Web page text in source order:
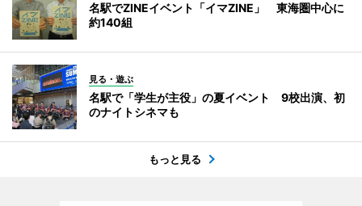
名駅でZINEイベント「イマZINE」 東海圏中心に
約140組
見る・遊ぶ
名駅で「学生が主役」の夏イベント 9校出演、初
のナイトシネマも
もっと見る